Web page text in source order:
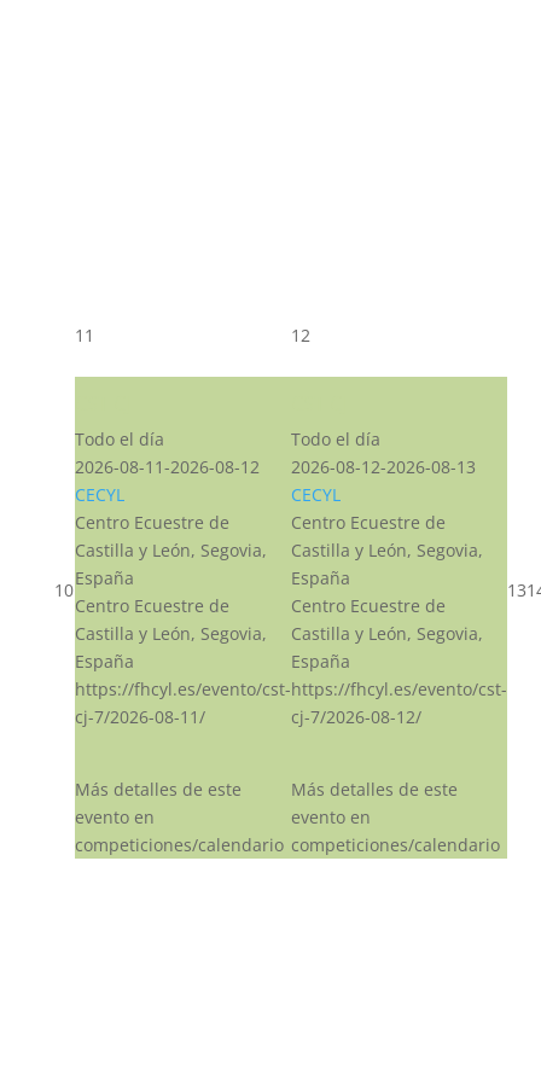
10
11
Todo el día
2026-08-11-2026-08-12
CECYL
Centro Ecuestre de
Castilla y León, Segovia,
España
Centro Ecuestre de
Castilla y León, Segovia,
España
https://fhcyl.es/evento/cst-
cj-7/2026-08-11/
Más detalles de este
evento en
competiciones/calendario
12
Todo el día
2026-08-12-2026-08-13
CECYL
Centro Ecuestre de
Castilla y León, Segovia,
España
Centro Ecuestre de
Castilla y León, Segovia,
España
https://fhcyl.es/evento/cst-
cj-7/2026-08-12/
Más detalles de este
evento en
competiciones/calendario
13